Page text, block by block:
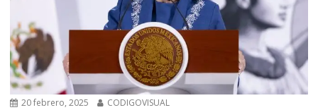
20 febrero, 2025 CODIGOVISUAL